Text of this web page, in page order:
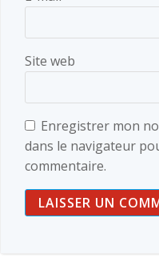
Site web
Enregistrer mon
dans le navigateur
commentaire.